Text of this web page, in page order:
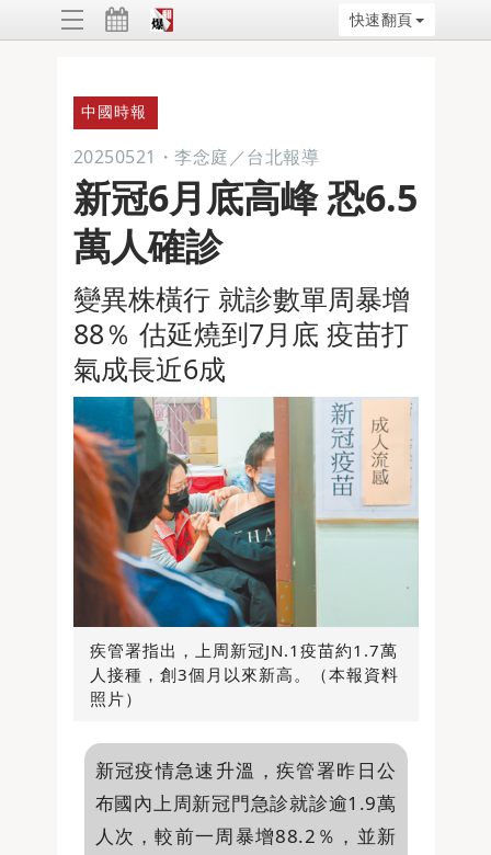
快速翻頁
中國時報
20250521 ・ 李念庭／台北報導
新冠6月底高峰 恐6.5
萬人確診
變異株橫行 就診數單周暴增
88％ 估延燒到7月底 疫苗打
氣成長近6成
疾管署指出，上周新冠JN.1疫苗約1.7萬
人接種，創3個月以來新高。（本報資料
照片）
新冠疫情急速升溫，疾管署昨日公
布國內上周新冠門急診就診逾1.9萬
人次，較前一周暴增88.2％，並新